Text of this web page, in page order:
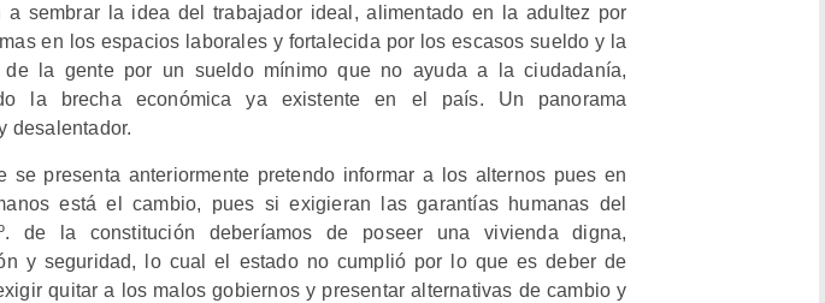
a sembrar la idea del trabajador ideal, alimentado en la adultez por
en los espacios laborales y fortalecida por los escasos sueldo y la
de la gente por un sueldo mínimo que no ayuda a la ciudadanía,
la brecha económica ya existente en el país. Un panorama
desalentador.
se presenta anteriormente pretendo informar a los alternos pues en
está el cambio, pues si exigieran las garantías humanas del
de la constitución deberíamos de poseer una vivienda digna,
y seguridad, lo cual el estado no cumplió por lo que es deber de
quitar a los malos gobiernos y presentar alternativas de cambio y